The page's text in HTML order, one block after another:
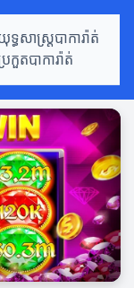
ទ្ធសាស្ត្របាការ៉ាត់
រកួតបាការ៉ាត់